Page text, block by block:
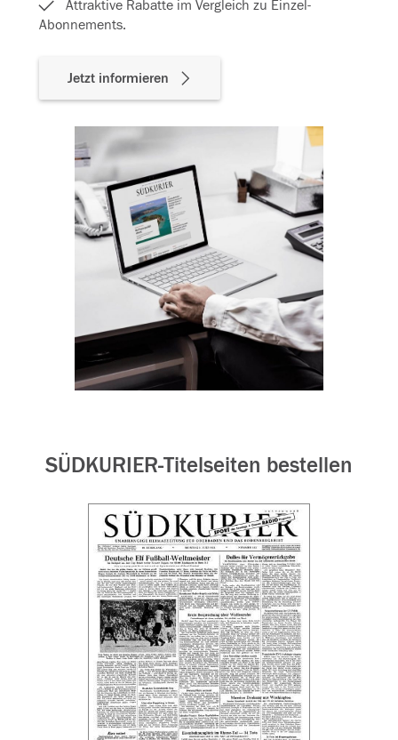
Attraktive Rabatte im Vergleich zu Einzel-
Abonnements.
Jetzt informieren
SÜDKURIER-Titelseiten bestellen